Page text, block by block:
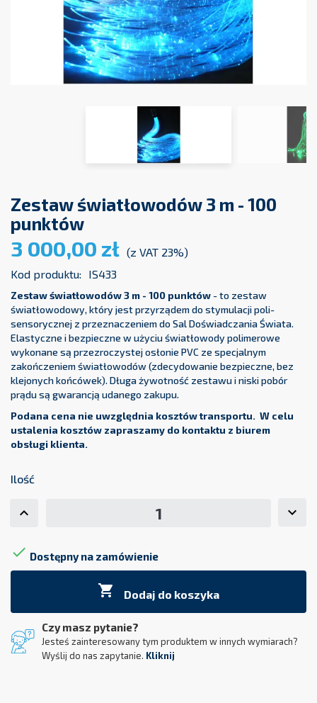
Zestaw światłowodów 3 m - 100
punktów
3 000,00 zł (z VAT 23%)
Kod produktu:
IS433
Zestaw światłowodów 3 m - 100 punktów - to zestaw
światłowodowy, który jest przyrządem do stymulacji poli-
sensorycznej z przeznaczeniem do Sal Doświadczania Świata.
Elastyczne i bezpieczne w użyciu światłowody polimerowe
wykonane są przezroczystej osłonie PVC ze specjalnym
zakończeniem światłowodów (zdecydowanie bezpieczne, bez
klejonych końcówek). Długa żywotność zestawu i niski pobór
prądu są gwarancją udanego zakupu.
Podana cena nie uwzględnia kosztów transportu. W celu
ustalenia kosztów zapraszamy do kontaktu z biurem
obsługi klienta.
Ilość
 Dostępny na zamówienie
 Dodaj do koszyka
Czy masz pytanie?
Jesteś zainteresowany tym produktem w innych wymiarach?
Wyślij do nas zapytanie. Kliknij